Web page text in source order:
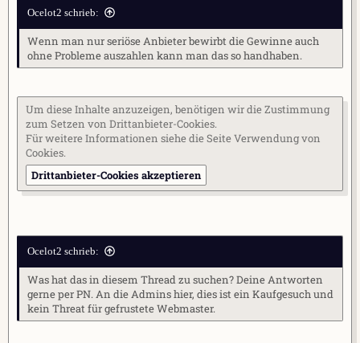
Ocelot2 schrieb:
Wenn man nur seriöse Anbieter bewirbt die Gewinne auch
ohne Probleme auszahlen kann man das so handhaben.
Um diese Inhalte anzuzeigen, benötigen wir die Zustimmung
zum Setzen von Drittanbieter-Cookies.
Für weitere Informationen siehe die SeiteVerwendung von
Cookies.
Drittanbieter-Cookies akzeptieren
Ocelot2 schrieb:
Was hat das in diesem Thread zu suchen? Deine Antworten
gerne per PN. An die Admins hier, dies ist ein Kaufgesuch und
kein Threat für gefrustete Webmaster.